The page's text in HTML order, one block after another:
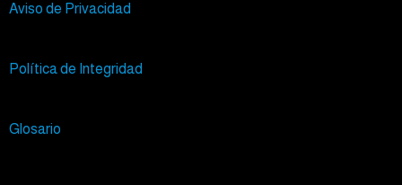
Aviso de Privacidad
Política de Integridad
Glosario